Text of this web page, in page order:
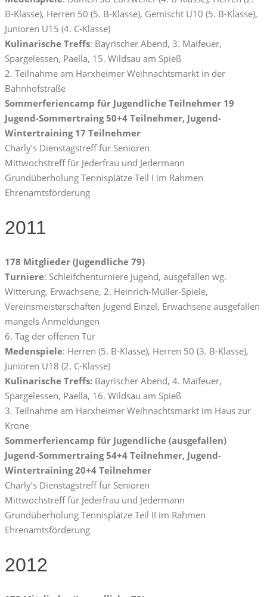
B-Klasse), Herren 50 (5. B-Klasse), Gemischt U10 (5. B-Klasse),
Junioren U15 (4. C-Klasse)
Kulinarische Treffs: Bayrischer Abend, 3. Maifeuer,
Spargelessen, Paella, 15. Wildsau am Spieß
2. Teilnahme am Harxheimer Weihnachtsmarkt in der
Bahnhofstraße
Sommerferiencamp für Jugendliche Teilnehmer 19
Jugend-Sommertraing 50+4 Teilnehmer, Jugend-
Wintertraining 17 Teilnehmer
Charly’s Dienstagstreff für Senioren
Mittwochstreff für Jederfrau und Jedermann
Grundüberholung Tennisplätze Teil I im Rahmen
Ehrenamtsförderung
2011
178 Mitglieder (Jugendliche 79)
Turniere: Schleifchenturniere Jugend, ausgefallen wg.
Witterung, Erwachsene, 2. Heinrich-Müller-Spiele,
Vereinsmeisterschaften Jugend Einzel, Erwachsene ausgefallen
mangels Anmeldungen
6. Tag der offenen Tür
Medenspiele: Herren (5. B-Klasse), Herren 50 (3. B-Klasse),
Junioren U18 (2. C-Klasse)
Kulinarische Treffs: Bayrischer Abend, 4. Maifeuer,
Spargelessen, Paella, 16. Wildsau am Spieß
3. Teilnahme am Harxheimer Weihnachtsmarkt im Haus zur
Krone
Sommerferiencamp für Jugendliche (ausgefallen)
Jugend-Sommertraing 54+4 Teilnehmer, Jugend-
Wintertraining 20+4 Teilnehmer
Charly’s Dienstagstreff für Senioren
Mittwochstreff für Jederfrau und Jedermann
Grundüberholung Tennisplätze Teil II im Rahmen
Ehrenamtsförderung
2012